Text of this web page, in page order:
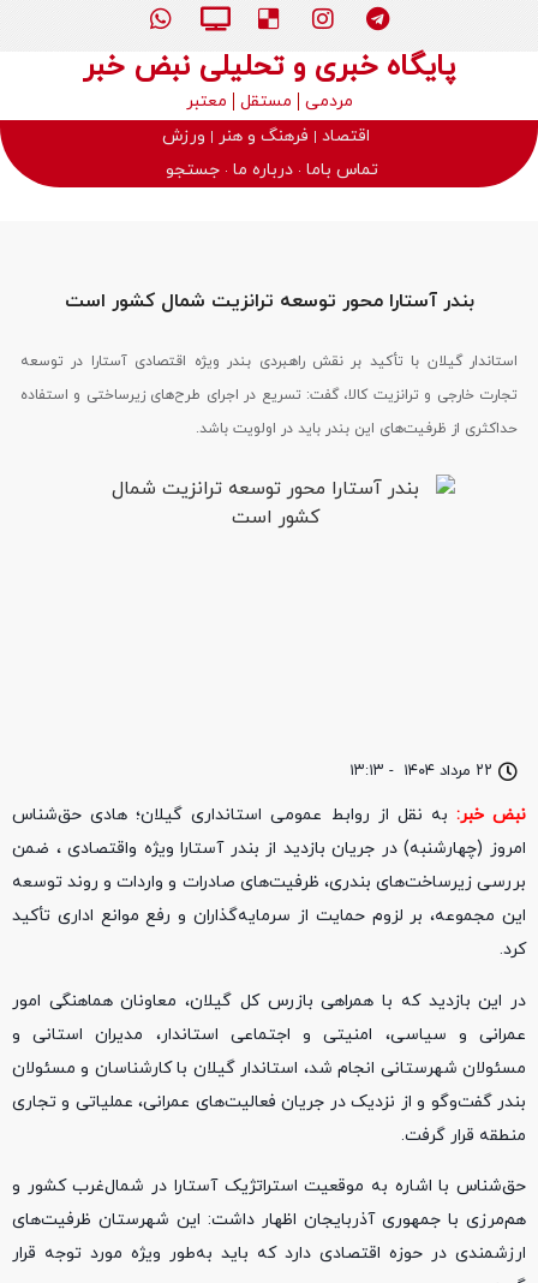
پایگاه خبری و تحلیلی نبض خبر
مردمی مستقل
معتبر
اقتصاد
فرهنگ و هنر
ورزش
تماس باما درباره ما جستجو
۲۲ مرداد ۱۴۰۴ - ۱۳:۱۳
بندر آستارا محور توسعه ترانزیت شمال کشور است
استاندار گیلان با تأکید بر نقش راهبردی بندر ویژه اقتصادی آستارا در توسعه
تجارت خارجی و ترانزیت کالا، گفت: تسریع در اجرای طرح‌های زیرساختی و استفاده
حداکثری از ظرفیت‌های این بندر باید در اولویت باشد.
نبض خبر: به نقل از روابط عمومی استانداری گیلان؛ هادی حق‌شناس
امروز (چهارشنبه) در جریان بازدید از بندر آستارا ویژه و‌اقتصادی ، ضمن
بررسی زیرساخت‌های بندری، ظرفیت‌های صادرات و واردات و روند توسعه
این مجموعه، بر لزوم حمایت از سرمایه‌گذاران و رفع موانع اداری تأکید
کرد.
در این بازدید که با همراهی بازرس کل گیلان، معاونان هماهنگی امور
عمرانی و سیاسی، امنیتی و اجتماعی استاندار، مدیران استانی و
مسئولان شهرستانی انجام شد، استاندار گیلان با کارشناسان و مسئولان
بندر گفت‌وگو و از نزدیک در جریان فعالیت‌های عمرانی، عملیاتی و تجاری
منطقه قرار گرفت.
حق‌شناس با اشاره به موقعیت استراتژیک آستارا در شمال‌غرب کشور و
هم‌مرزی با جمهوری آذربایجان اظهار داشت: این شهرستان ظرفیت‌های
ارزشمندی در حوزه اقتصادی دارد که باید به‌طور ویژه مورد توجه قرار